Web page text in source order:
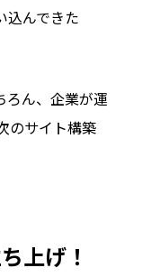
込んできた
ろん、企業が運
のサイト構築
上げ！